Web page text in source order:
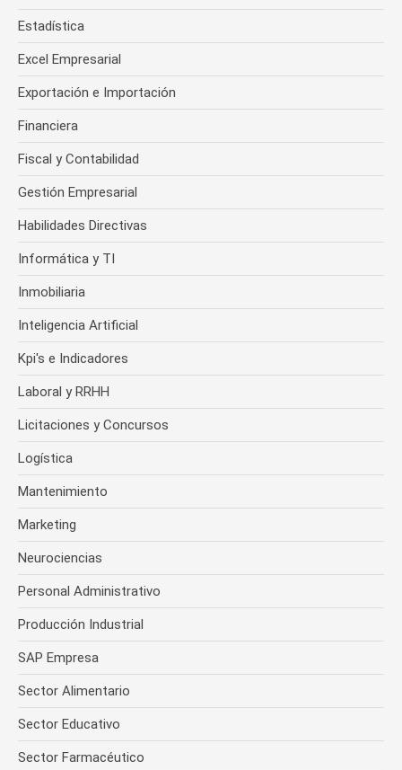
Estadística
Excel Empresarial
Exportación e Importación
Financiera
Fiscal y Contabilidad
Gestión Empresarial
Habilidades Directivas
Informática y TI
Inmobiliaria
Inteligencia Artificial
Kpi's e Indicadores
Laboral y RRHH
Licitaciones y Concursos
Logística
Mantenimiento
Marketing
Neurociencias
Personal Administrativo
Producción Industrial
SAP Empresa
Sector Alimentario
Sector Educativo
Sector Farmacéutico